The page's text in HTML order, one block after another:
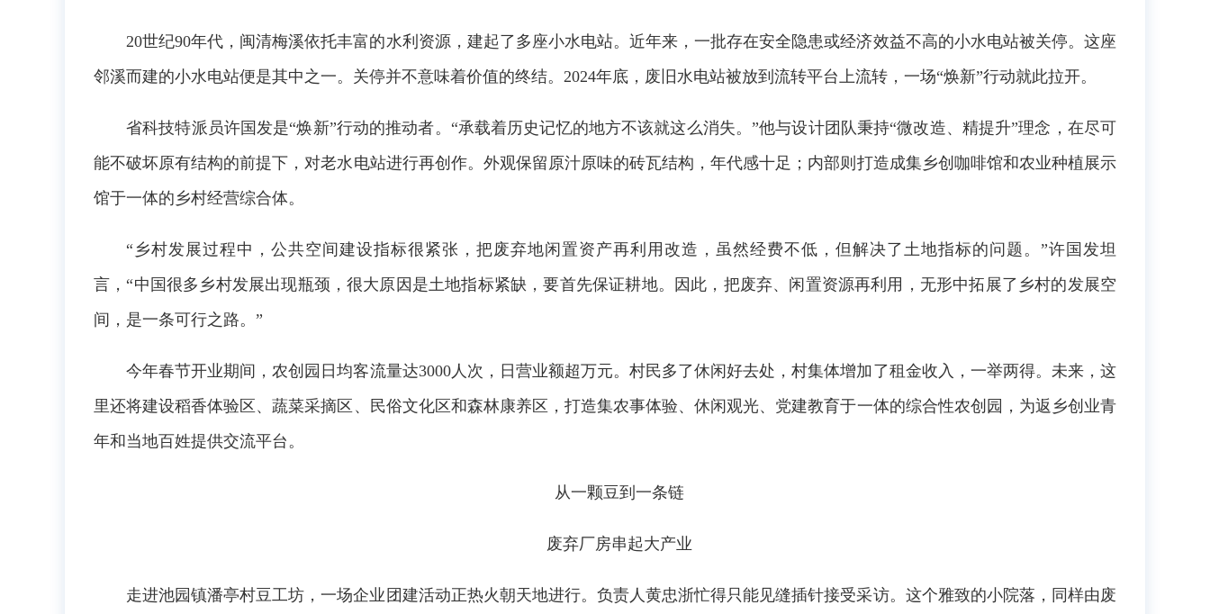
20世纪90年代，闽清梅溪依托丰富的水利资源，建起了多座小水电站。近年来，一批存在安全隐患或经济效益不高的小水电站被关停。这座
邻溪而建的小水电站便是其中之一。关停并不意味着价值的终结。2024年底，废旧水电站被放到流转平台上流转，一场“焕新”行动就此拉开。
省科技特派员许国发是“焕新”行动的推动者。“承载着历史记忆的地方不该就这么消失。”他与设计团队秉持“微改造、精提升”理念，在尽可
能不破坏原有结构的前提下，对老水电站进行再创作。外观保留原汁原味的砖瓦结构，年代感十足；内部则打造成集乡创咖啡馆和农业种植展示
馆于一体的乡村经营综合体。
“乡村发展过程中，公共空间建设指标很紧张，把废弃地闲置资产再利用改造，虽然经费不低，但解决了土地指标的问题。”许国发坦
言，“中国很多乡村发展出现瓶颈，很大原因是土地指标紧缺，要首先保证耕地。因此，把废弃、闲置资源再利用，无形中拓展了乡村的发展空
间，是一条可行之路。”
今年春节开业期间，农创园日均客流量达3000人次，日营业额超万元。村民多了休闲好去处，村集体增加了租金收入，一举两得。未来，这
里还将建设稻香体验区、蔬菜采摘区、民俗文化区和森林康养区，打造集农事体验、休闲观光、党建教育于一体的综合性农创园，为返乡创业青
年和当地百姓提供交流平台。
从一颗豆到一条链
废弃厂房串起大产业
走进池园镇潘亭村豆工坊，一场企业团建活动正热火朝天地进行。负责人黄忠浙忙得只能见缝插针接受采访。这个雅致的小院落，同样由废